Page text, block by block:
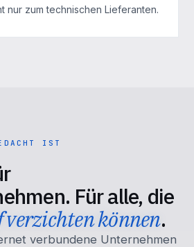
nur zum technischen Lieferanten.
IST
Für alle, die
können.
verbundene Unternehmen